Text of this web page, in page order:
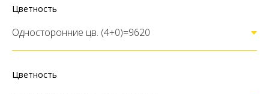
Цветность
Цветность